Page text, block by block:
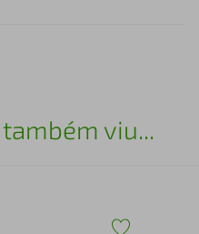
viu...